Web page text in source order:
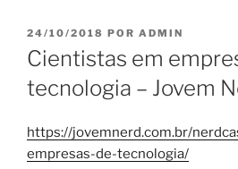
PUBLICADO
EM
24/10/2018 POR ADMIN
Cientistas em
tecnologia – Jovem
https://jovemnerd.com.br/
empresas-de-tecnologia/